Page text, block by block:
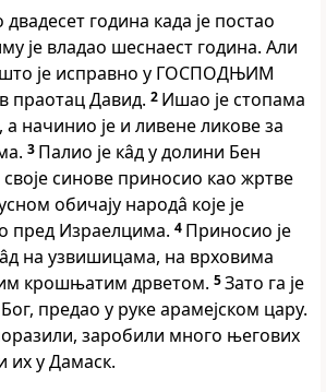
двадесет година када је постао
је владао шеснаест година. Али
је исправно у ГОСПОДЊИМ
праотац Давид. 2 Ишао је стопама
начинио је и ливене ликове за
3 Палио је кâд у долини Бен
синове приносио као жртве
обичају народâ које је
пред Израелцима. 4 Приносио је
на узвишицама, на врховима
крошњатим дрветом. 5Зато га је
предао у руке арамејском цару.
заробили много његових
их у Дамаск.